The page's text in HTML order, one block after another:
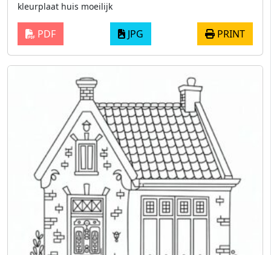
kleurplaat huis moeilijk
PDF JPG PRINT